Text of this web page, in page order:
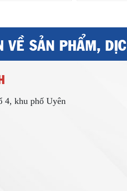
SẢN PHẨM,
4, khu phố Uyên